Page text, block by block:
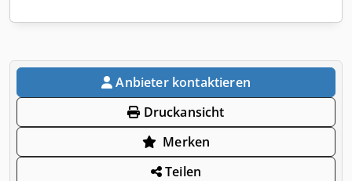
Anbieter kontaktieren
Druckansicht
Merken
Teilen